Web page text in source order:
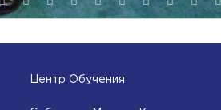
Центр Обучения